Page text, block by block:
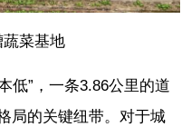
菜基地
低”，一条3.86公里的道
局的关键纽带。对于城